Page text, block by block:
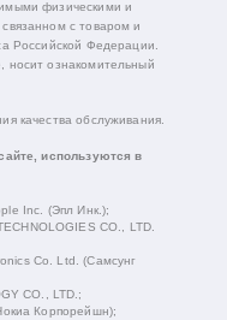
физическими и
с товаром и
Российской Федерации.
носит ознакомительный
качества обслуживания.
используются в
Inc. (Эпл Инк.);
CO., LTD.
Co. Ltd. (Самсунг
CO., LTD.;
Корпорейшн);